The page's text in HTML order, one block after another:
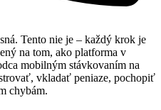
Tento nie je – každý krok je
na tom, ako platforma v
mobilným stávkovaním na
vkladať peniaze, pochopiť
chybám.